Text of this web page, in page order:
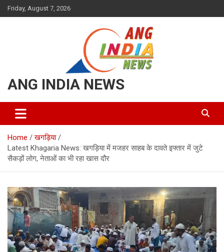
Skip
to
Friday, August 7, 2026
ANG INDIA NEWS
Home
खगड़िया
Latest Khagaria News: खगड़िया में मजहर साहब के दावते इफ्तार में जुटे
सैकड़ों लोग, नेताओं का भी रहा खास दौर